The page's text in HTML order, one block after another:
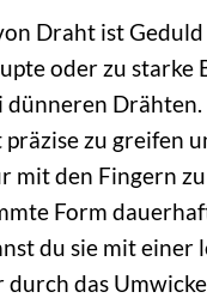
Draht ist
oder zu starke
dünneren
zu greifen
mit den Fingern
Form
du sie mit einer
durch das